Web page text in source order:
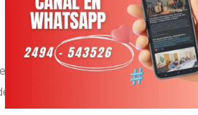
ciclo